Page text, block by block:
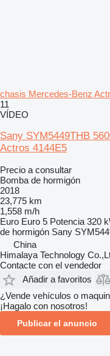
chasis Mercedes-Benz
11
VÍDEO
Sany SYM5449THB
Actros 4144E5
Precio a consultar
Bomba de hormigón
2018
23,775 km
1,558 m/h
Euro Euro 5 Potencia 320
de hormigón Sany
China
Himalaya Technology
Contacte con el vendedor
Añadir a favoritos
¿Vende vehículos o
¡Hagalo con nosotros!
Publicar el anuncio